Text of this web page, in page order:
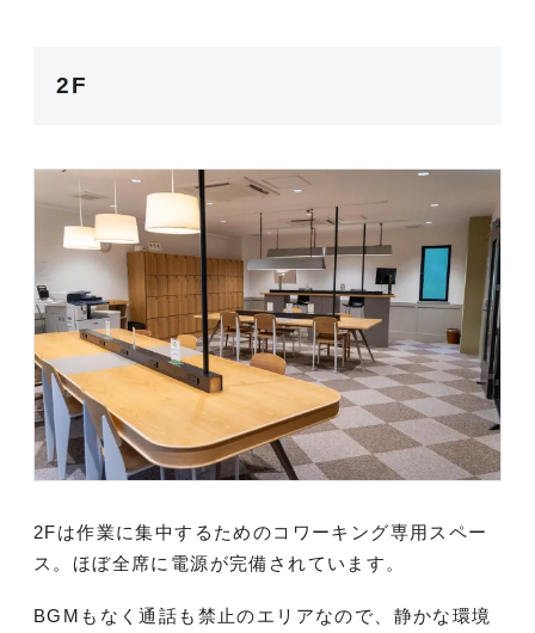
2F
2Fは作業に集中するためのコワーキング専用スペー
ス。ほぼ全席に電源が完備されています。
BGMもなく通話も禁止のエリアなので、静かな環境